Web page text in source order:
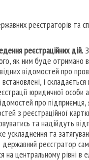
реєстраторів та
реєстраційних дій.
як ним буде отримано
відомостей про
і
юридичної особи
про
з реєстраційної
та надійдуть
та
реєстратор
центральному рівні в